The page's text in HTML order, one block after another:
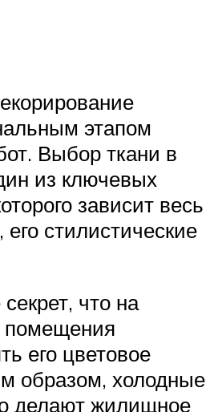
этапом
Выбор ткани в
из ключевых
зависит весь
стилистические
что на
его цветовое
образом, холодные
делают жилищное